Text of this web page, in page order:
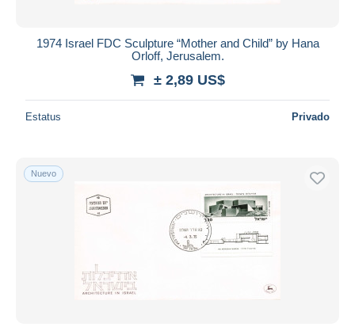
1974 Israel FDC Sculpture “Mother and Child” by Hana
Orloff, Jerusalem.
± 2,89 US$
Estatus Privado
Nuevo